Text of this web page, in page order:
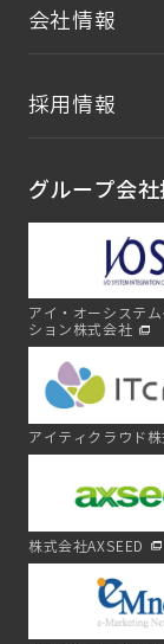
会社情報
採用情報
グループ会
アイ・オーシステ
ション株式会社
アイティクラウド
株式会社AXSEED